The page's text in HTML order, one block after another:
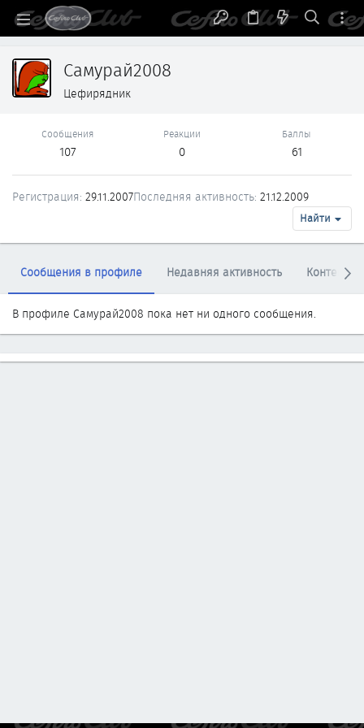
Самурай2008
Цефирядник
Сообщения
107
Реакции
0
Баллы
61
Регистрация 29.11.2007Последняя активность 21.12.2009
Найти
Сообщения в профиле Недавняя активность Контент
В профиле Самурай2008 пока нет ни одного сообщения.